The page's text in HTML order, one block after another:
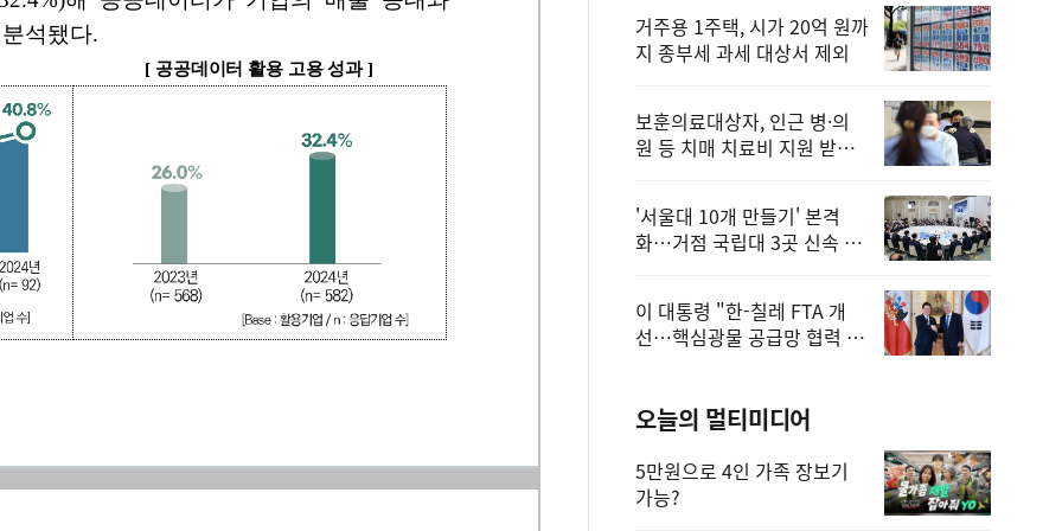
거주용 1주택, 시가 20억 원까
지 종부세 과세 대상서 제외
보훈의료대상자, 인근 병·의
원 등 치매 치료비 지원 받을
'서울대 10개 만들기' 본격
화…거점 국립대 3곳 신속 선
이 대통령 "한-칠레 FTA 개
선…핵심광물 공급망 협력 더
오늘의 멀티미디어
5만원으로 4인 가족 장보기
가능?